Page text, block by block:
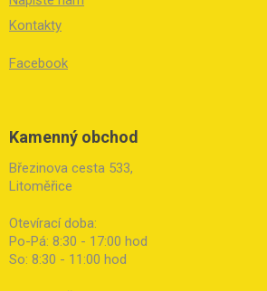
Kontakty
Facebook
Kamenný obchod
Březinova cesta 533,
Litoměřice
Otevírací doba:
Po-Pá: 8:30 - 17:00 hod
So: 8:30 - 11:00 hod